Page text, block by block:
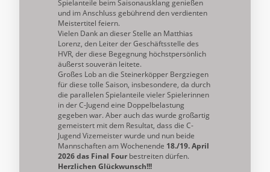
Spielanteile beim Saisonausklang genießen
und im Anschluss gebührend den verdienten
Meistertitel feiern.
Vielen Dank an dieser Stelle an Matthias
Lorenz, den Leiter der Geschäftsstelle des
HVR, der diese Begegnung höchstpersönlich
äußerst souverän leitete.
Großes Lob an die Steinerköpper Bergziegen
für diese tolle Saison, insbesondere, da durch
die parallelen Spielanteile vieler Spielerinnen
in der C-Jugend eine Doppelbelastung
gegeben war. Aber auch das wurde großartig
gemeistert mit dem Resultat, dass die C-
Jugend Vizemeister wurde und nun beide
Mannschaften am Wochenende 18./19. April
2026 das Final Four bestreiten dürfen.
Herzlichen Glückwunsch!!!